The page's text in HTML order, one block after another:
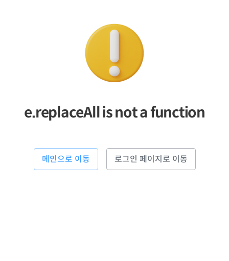
e.replaceAll is not a function
메인으로 이동 로그인 페이지로 이동